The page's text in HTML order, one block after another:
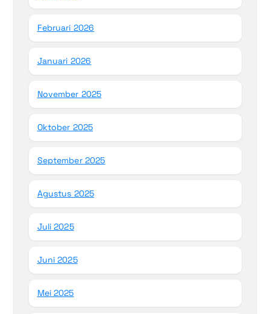
Februari 2026
Januari 2026
November 2025
Oktober 2025
September 2025
Agustus 2025
Juli 2025
Juni 2025
Mei 2025